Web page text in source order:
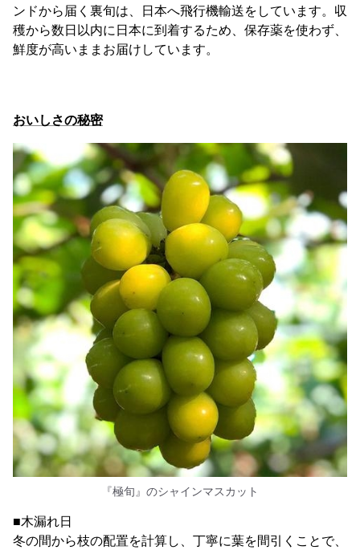
ンドから届く裏旬は、日本へ飛行機輸送をしています。収
穫から数日以内に日本に到着するため、保存薬を使わず、
鮮度が高いままお届けしています。
おいしさの秘密
『極旬』のシャインマスカット
■木漏れ日
冬の間から枝の配置を計算し、丁寧に葉を間引くことで、